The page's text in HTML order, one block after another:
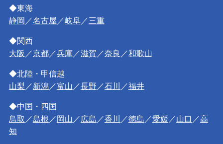
◆東海
静岡 ／名古屋 ／岐阜／三重
◆関西
大阪 ／京都／兵庫／滋賀 ／奈良 ／和歌山
◆北陸・甲信越
山梨 ／新潟 ／富山 ／長野 ／石川 ／福井
◆中国・四国
鳥取 ／島根 ／岡山 ／ 広島 ／香川 ／徳島 ／愛媛／山口 ／高
知